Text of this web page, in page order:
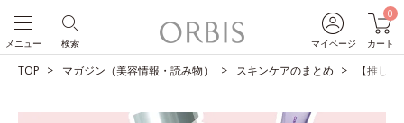
マイページ
0
カート
検索
メニュー
TOP マガジン（美容情報・読み物） スキンケアのまとめ 【推し